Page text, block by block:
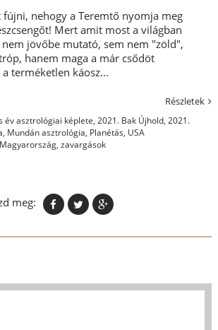
fújni, nehogy a Teremtő nyomja meg
Mert amit most a világban
nem jövőbe mutató, sem nem "zöld",
hanem maga a már csődöt
terméketlen káosz...
Részletek
év asztrológiai képlete, 2021. Bak Újhold, 2021.
, Mundán asztrológia, Planétás, USA
, zavargások
meg: